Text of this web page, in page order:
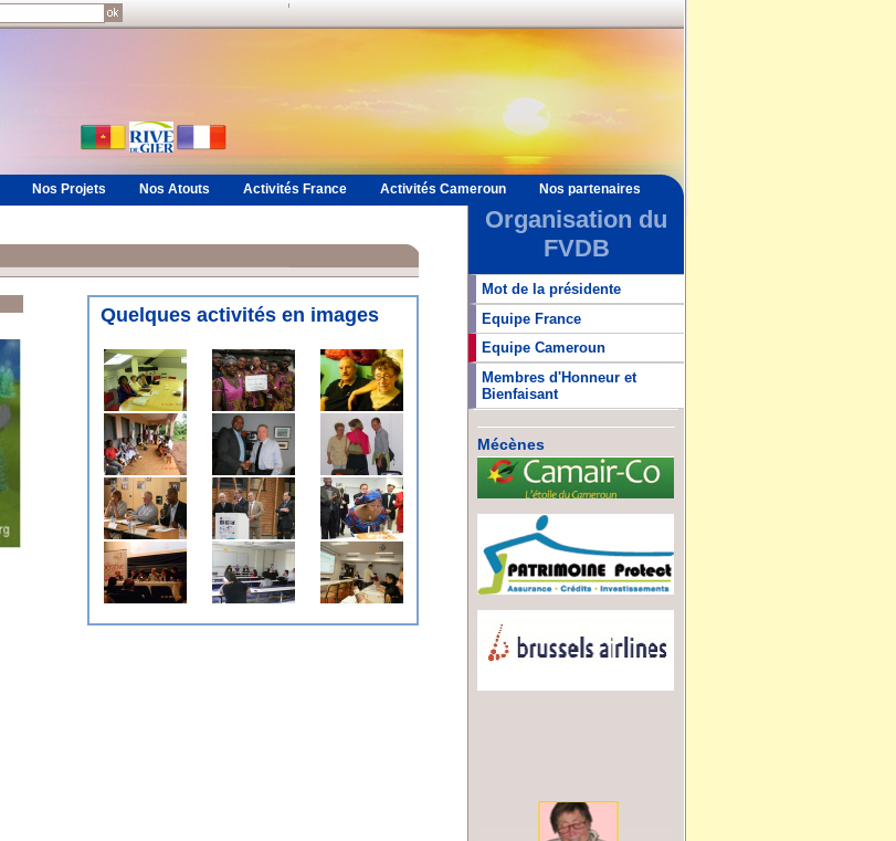
Nos Projets Nos Atouts Activités France Activités Cameroun Nos partenaires
Quelques activités en images
Organisation du
FVDB
Mot de la présidente
Equipe France
Equipe Cameroun
Membres d'Honneur et
Bienfaisant
Mécènes